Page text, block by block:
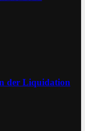
der Liquidation